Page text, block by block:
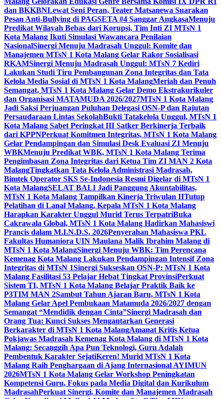
dan BKKBNLewat Seni Peran, Teater Matsanewa Suarakan
Pesan Anti-Bullying di PAGSETA #4 Sanggar AngkasaMenuju
Predikat Wilayah Bebas dari Korupsi, Tim Inti ZI MTsN 1
Kota Malang Ikuti Simulasi Wawancara Penilaian
NasionalSinergi Menuju Madrasah Unggul: Komite dan
Manajemen MTsN 1 Kota Malang Gelar Rakor Sosialisasi
RKAMSinergi Menuju Madrasah Unggul: MTsN 7 Kediri
Lakukan Studi Tiru Pembangunan Zona Integritas dan Tata
Kelola Media Sosial di MTsN 1 Kota MalangMeriah dan Penuh
Semangat, MTsN 1 Kota Malang Gelar Demo Ekstrakurikuler
dan Organisasi MATAMUDA 2026/2027MTsN 1 Kota Malang
Jadi Saksi Perjuangan Puluhan Delegasi OSN-P dan Rajutan
Persaudaraan Lintas SekolahBukti Tatakelola Unggul, MTsN 1
Kota Malang Sabet Peringkat III Satker Berkinerja Terbaik
dari KPPNPerkuat Komitmen Integritas, MTsN 1 Kota Malang
Gelar Pendampingan dan Simulasi Desk Evaluasi ZI Menuju
WBKMenuju Predikat WBK, MTsN 1 Kota Malang Terima
Pengimbasan Zona Integritas dari Ketua Tim ZI MAN 2 Kota
MalangTingkatkan Tata Kelola Administrasi Madrasah,
Bimtek Operator SKS Se-Indonesia Resmi Digelar di MTsN 1
Kota MalangSELAT BALI Jadi Panggung Akuntabilitas,
MTsN 1 Kota Malang Tampilkan Kinerja Triwulan IITutup
Pelatihan di Lanal Malang, Kepala MTsN 1 Kota Malang
Harapkan Karakter Unggul Murid Terus TerpatriBuka
Cakrawala Global, MTsN 1 Kota Malang Hadirkan Mahasiswi
Prancis dalam M.I.N.D.S. 2026Penyerahan Mahasiswa PKL
Fakultas Humaniora UIN Maulana Malik Ibrahim Malang di
MTsN 1 Kota MalangSinergi Menuju WBK: Tim Perencana
Kemenag Kota Malang Lakukan Pendampingan Intensif Zona
Integritas di MTsN 1Sinergi Sukseskan OSN-P: MTsN 1 Kota
Malang Fasilitasi 53 Pelajar Hebat Tingkat ProvinsiPerkuat
Sistem TI, MTsN 1 Kota Malang Belajar Praktik Baik ke
P3TIM MAN 2Sambut Tahun Ajaran Baru, MTsN 1 Kota
Malang Gelar Apel Pembukaan Matamuda 2026/2027 dengan
Semangat “Mendidik dengan Cinta”Sinergi Madrasah dan
Orang Tua: Kunci Sukses Mengantarkan Generasi
Berkarakter di MTsN 1 Kota MalangAmanat Kritis Ketua
Pokjawas Madrasah Kemenag Kota Malang di MTsN 1 Kota
Malang: Secanggih Apa Pun Teknologi, Guru Adalah
Pembentuk Karakter SejatiKeren! Murid MTsN 1 Kota
Malang Raih Penghargaan di Ajang Internasional AYIMUN
2026MTsN 1 Kota Malang Gelar Workshop Peningkatan
Kompetensi Guru, Fokus pada Media Digital dan Kurikulum
MadrasahPerkuat Sinergi, Komite dan Manajemen Madrasah